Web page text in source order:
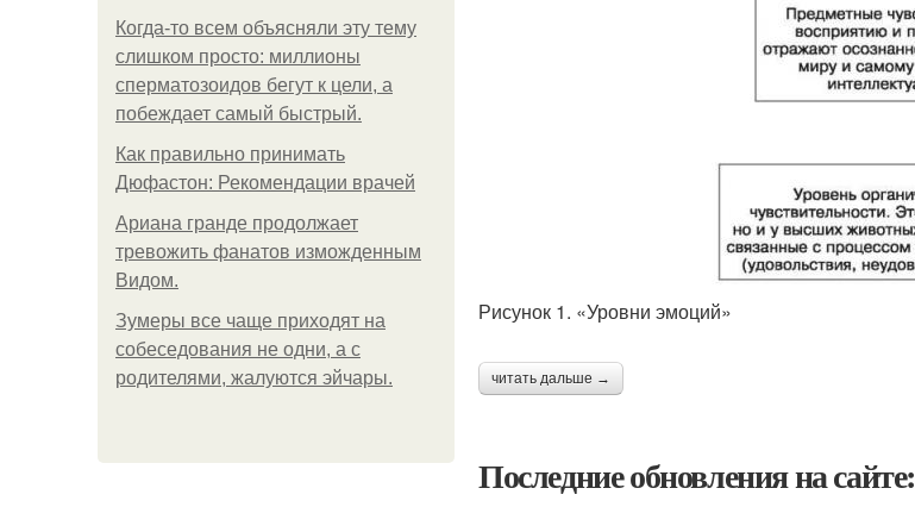
Когда-то всем объясняли эту тему
слишком просто: миллионы
сперматозоидов бегут к цели, а
побеждает самый быстрый.
Как правильно принимать
Дюфастон: Рекомендации врачей
Ариана гранде продолжает
тревожить фанатов изможденным
Видом.
Зумеры все чаще приходят на
собеседования не одни, а с
родителями, жалуются эйчары.
Рисунок 1. «Уровни эмоций»
читать дальше →
Последние обновления на сайте: